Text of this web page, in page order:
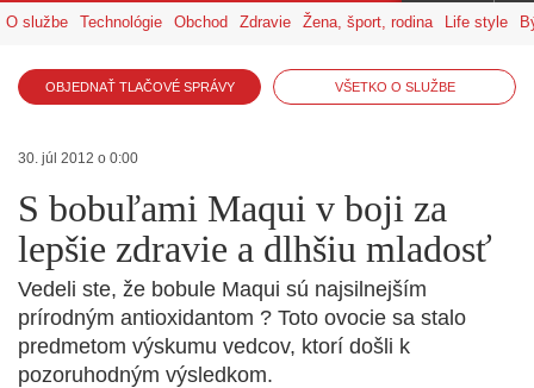
O službe Technológie Obchod Zdravie Žena, šport, rodina Life style
OBJEDNAŤ TLAČOVÉ SPRÁVY VŠETKO O SLUŽBE
30. júl 2012 o 0:00
S bobuľami Maqui v boji za
lepšie zdravie a dlhšiu mladosť
Vedeli ste, že bobule Maqui sú najsilnejším
prírodným antioxidantom ? Toto ovocie sa stalo
predmetom výskumu vedcov, ktorí došli k
pozoruhodným výsledkom.